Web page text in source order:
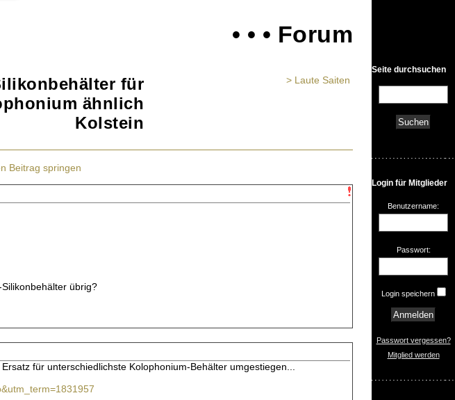
Seite durchsuchen
Login für Mitglieder
Benutzername:
Passwort:
Login speichern
Passwort vergessen?
Mitglied werden
• • • Forum
für
ähnlich
Kolstein
> Laute Saiten
Beitrag springen
übrig?
für unterschiedlichste Kolophonium-Behälter umgestiegen...